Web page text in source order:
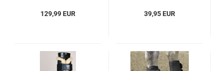
129,99 EUR 39,95 EUR